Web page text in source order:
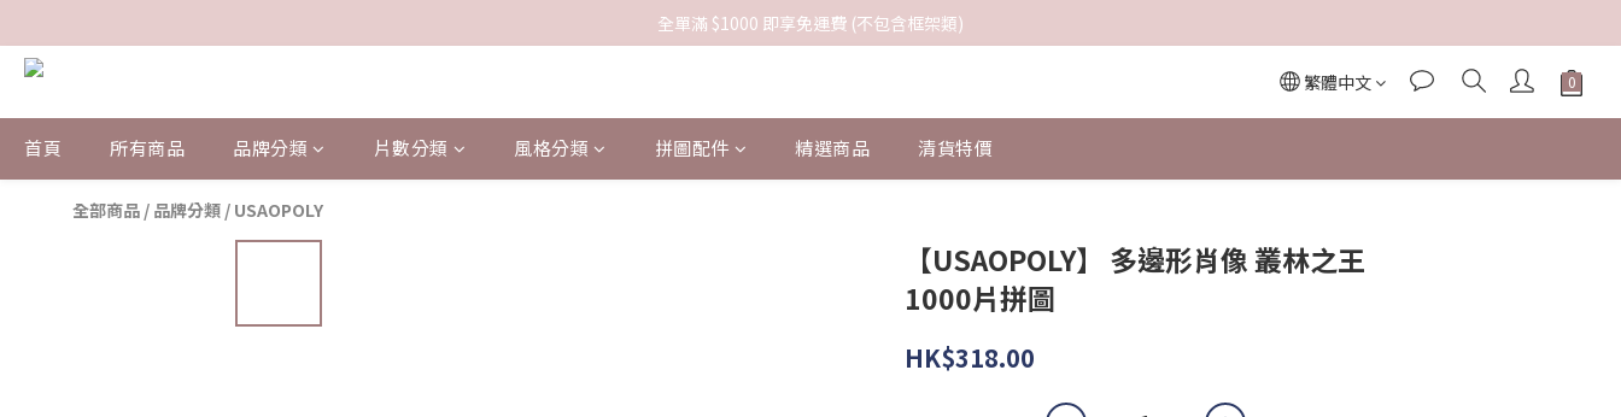
全單滿 $1000 即享免運費 (不包含框架類)
繁體中文
首頁 所有商品 品牌分類 片數分類 風格分類 拼圖配件 精選商品 清貨特價
全部商品 / 品牌分類 / USAOPOLY
【USAOPOLY】 多邊形肖像 叢林之王
1000片拼圖
HK$318.00